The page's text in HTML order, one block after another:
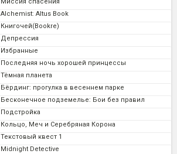
Alchemist: Altus Book
Книгочей(Bookre)
Депрессия
Избранные
Последняя ночь хорошей принцессы
Тёмная планета
Бёрдинг: прогулка в весеннем парке
Бесконечное подземелье: Бои без правил
Подстройка
Кольцо, Меч и Серебряная Корона
Текстовый квест 1
Midnight Detective